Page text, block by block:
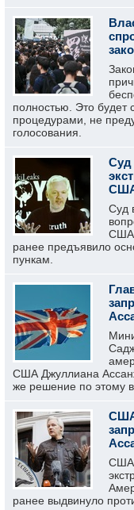
полностью. Это будет
процедурами, не
голосования.
Суд
Суд
США.
ранее предъявило
пункам.
США Джуллиана
же решение по этому
США
США
ранее выдвинуло